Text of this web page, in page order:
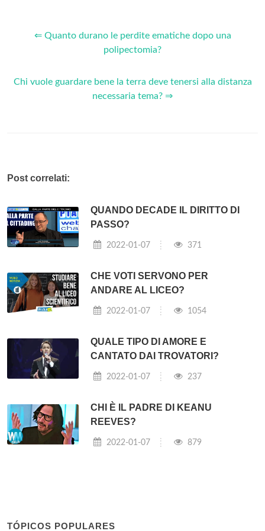
⇐ Quanto durano le perdite ematiche dopo una
polipectomia?
Chi vuole guardare bene la terra deve tenersi alla distanza
necessaria tema? ⇒
Post correlati:
QUANDO DECADE IL DIRITTO DI
PASSO?
2022-01-07 371
CHE VOTI SERVONO PER
ANDARE AL LICEO?
2022-01-07 1054
QUALE TIPO DI AMORE E
CANTATO DAI TROVATORI?
2022-01-07 237
CHI È IL PADRE DI KEANU
REEVES?
2022-01-07 879
TÓPICOS POPULARES